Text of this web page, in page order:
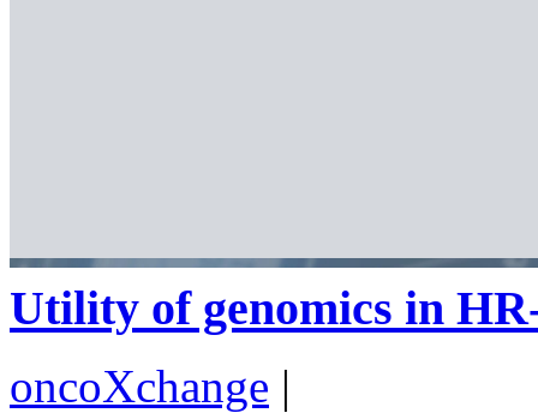
Utility of genomics in
oncoXchange |